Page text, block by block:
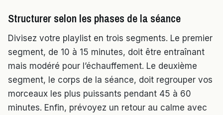
Structurer selon les phases de la séance
Divisez votre playlist en trois segments. Le premier
segment, de 10 à 15 minutes, doit être entraînant
mais modéré pour l’échauffement. Le deuxième
segment, le corps de la séance, doit regrouper vos
morceaux les plus puissants pendant 45 à 60
minutes. Enfin, prévoyez un retour au calme avec